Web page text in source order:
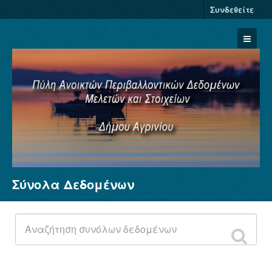
Συνδεθείτε
Σύνολα Δεδομένων
Φορείς
Ομάδες
Σχετικά
Σύνολα Δεδομένων